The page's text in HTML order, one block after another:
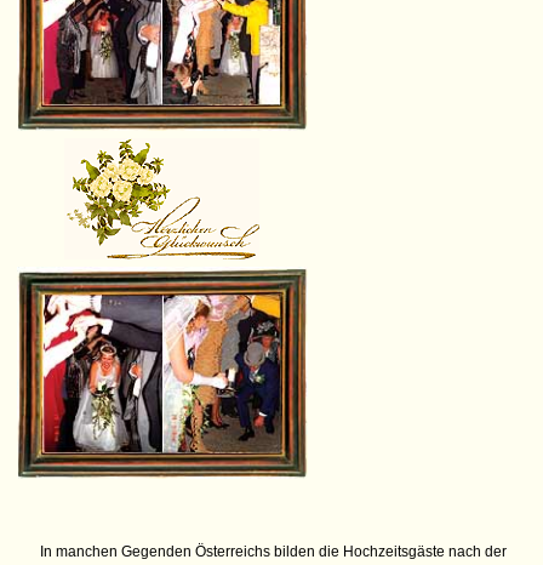
In manchen Gegenden Österreichs bilden die Hochzeitsgäste nach der